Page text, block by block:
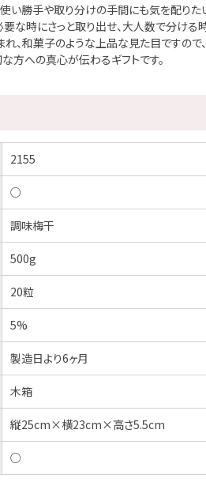
い勝手や取り分けの手間にも気を配りた
要な時にさっと取り出せ、大人数で分ける
、和菓子のような上品な見た目ですので
方への真心が伝わるギフトです。
2155
○
調味梅干
500g
20粒
5%
製造日より6ヶ月
木箱
縦25cm×横23cm×高さ5.5cm
○